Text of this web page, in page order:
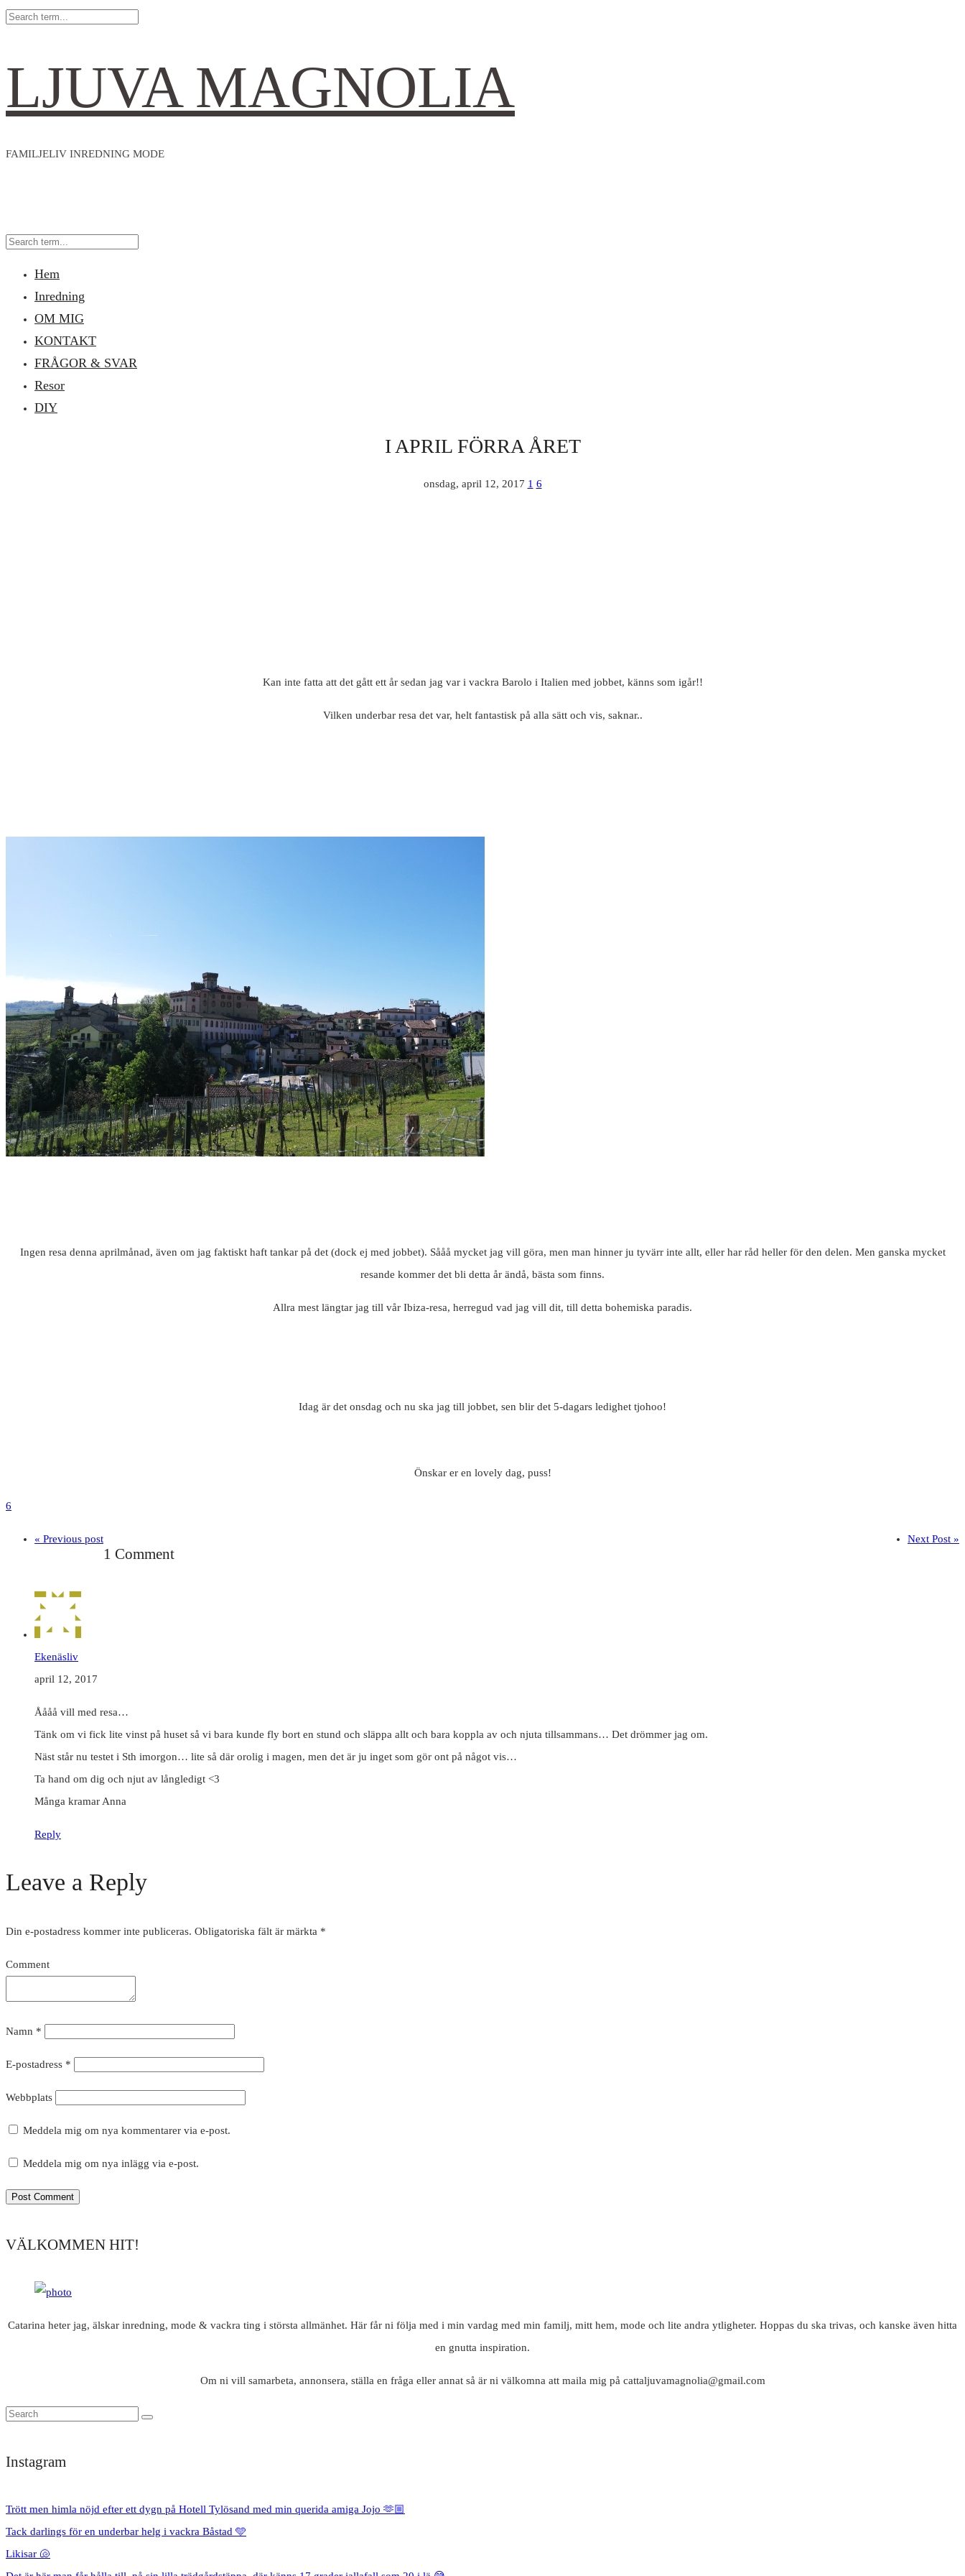
LJUVA MAGNOLIA
FAMILJELIV INREDNING MODE
Hem
Inredning
OM MIG
KONTAKT
FRÅGOR & SVAR
Resor
DIY
I APRIL FÖRRA ÅRET
onsdag, april 12, 2017 1 6
Kan inte fatta att det gått ett år sedan jag var i vackra Barolo i Italien med jobbet, känns som igår!!
Vilken underbar resa det var, helt fantastisk på alla sätt och vis, saknar..
Ingen resa denna aprilmånad, även om jag faktiskt haft tankar på det (dock ej med jobbet). Sååå mycket jag vill göra, men man hinner ju tyvärr inte allt, eller har råd heller för den delen. Men ganska mycket
resande kommer det bli detta år ändå, bästa som finns.
Allra mest längtar jag till vår Ibiza-resa, herregud vad jag vill dit, till detta bohemiska paradis.
Idag är det onsdag och nu ska jag till jobbet, sen blir det 5-dagars ledighet tjohoo!
Önskar er en lovely dag, puss!
6
« Previous post Next Post »
1 Comment
Ekenäsliv
april 12, 2017
Åååå vill med resa…
Tänk om vi fick lite vinst på huset så vi bara kunde fly bort en stund och släppa allt och bara koppla av och njuta tillsammans… Det drömmer jag om.
Näst står nu testet i Sth imorgon… lite så där orolig i magen, men det är ju inget som gör ont på något vis…
Ta hand om dig och njut av långledigt <3
Många kramar Anna
Reply
Leave a Reply
Din e-postadress kommer inte publiceras. Obligatoriska fält är märkta *
Comment
Namn *
E-postadress *
Webbplats
Meddela mig om nya kommentarer via e-post.
Meddela mig om nya inlägg via e-post.
VÄLKOMMEN HIT!
Catarina heter jag, älskar inredning, mode & vackra ting i största allmänhet. Här får ni följa med i min vardag med min familj, mitt hem, mode och lite andra ytligheter. Hoppas du ska trivas, och kanske även hitta
en gnutta inspiration.
Om ni vill samarbeta, annonsera, ställa en fråga eller annat så är ni välkomna att maila mig på cattaljuvamagnolia@gmail.com
Instagram
Trött men himla nöjd efter ett dygn på Hotell Tylösand med min querida amiga Jojo 🫶🏼
Tack darlings för en underbar helg i vackra Båstad 🩵
Likisar 🐚